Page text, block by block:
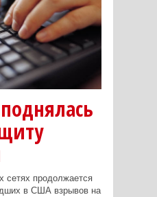
сетях продолжается
в США взрывов на